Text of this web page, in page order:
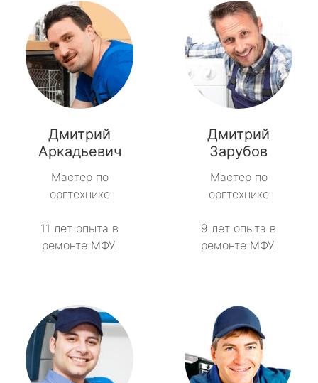
Дмитрий
Аркадьевич
Мастер по
оргтехнике
11 лет опыта в
ремонте МФУ.
Дмитрий
Зарубов
Мастер по
оргтехнике
9 лет опыта в
ремонте МФУ.